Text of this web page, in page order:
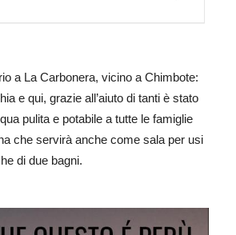
a La Carbonera, vicino a Chimbote:
e qui, grazie all’aiuto di tanti è stato
pulita e potabile a tutte le famiglie
che servirà anche come sala per usi
di due bagni.